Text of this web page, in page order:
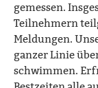
gemessen.
Teilnehmern
Meldungen.
ganzer Linie
schwimmen.